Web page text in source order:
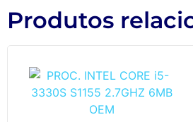
Produtos